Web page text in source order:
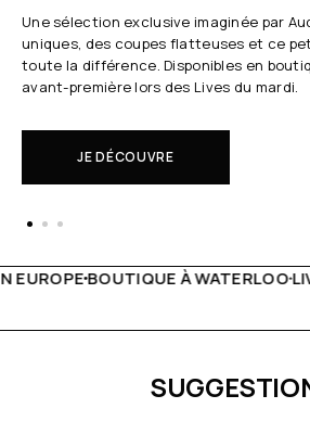
Une sélection exclusive imaginée par
uniques, des coupes flatteuses et ce
toute la différence. Disponibles en
avant-première lors des Lives du mardi.
JE DÉCOUVRE
LIVRAISON GRATUITE À